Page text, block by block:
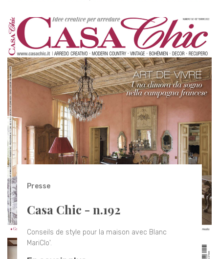
Presse
Casa Chic - n.192
Conseils de style pour la maison avec Blanc
MariClo'.